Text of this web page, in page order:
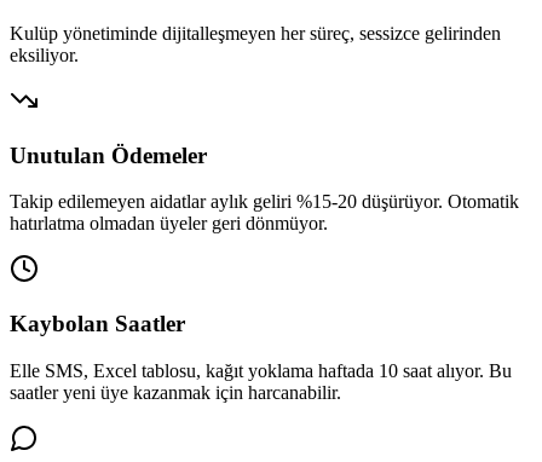
Kulüp yönetiminde dijitalleşmeyen her süreç, sessizce gelirinden
eksiliyor.
Unutulan Ödemeler
Takip edilemeyen aidatlar aylık geliri %15-20 düşürüyor. Otomatik
hatırlatma olmadan üyeler geri dönmüyor.
Kaybolan Saatler
Elle SMS, Excel tablosu, kağıt yoklama haftada 10 saat alıyor. Bu
saatler yeni üye kazanmak için harcanabilir.